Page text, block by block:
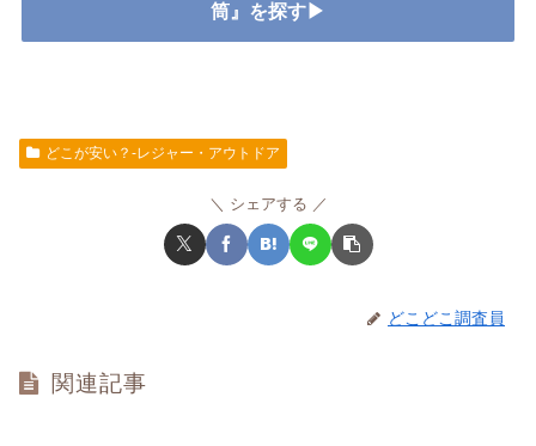
筒』を探す▶
どこが安い？-レジャー・アウトドア
シェアする
どこどこ調査員
関連記事